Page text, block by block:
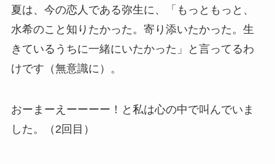
夏は、今の恋人である弥生に、「もっともっと、
水希のこと知りたかった。寄り添いたかった。生
きているうちに一緒にいたかった」と言ってるわ
けです（無意識に）。
おーまーえーーーー！と私は心の中で叫んでいま
した。（2回目）